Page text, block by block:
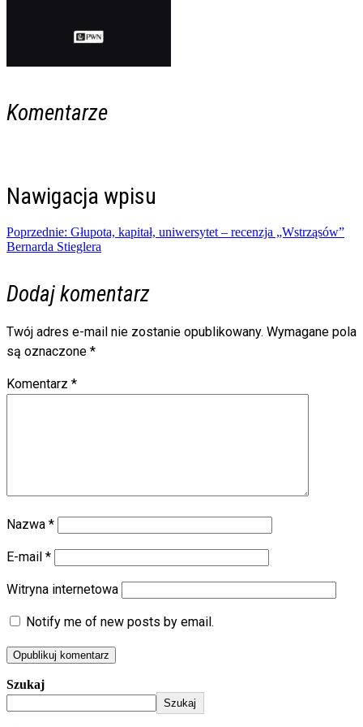
Komentarze
Nawigacja wpisu
Poprzednie: Głupota, kapitał, uniwersytet – recenzja „Wstrząsów”
Bernarda Stieglera
Dodaj komentarz
Twój adres e-mail nie zostanie opublikowany. Wymagane pola
są oznaczone *
Komentarz *
Nazwa *
E-mail *
Witryna internetowa
Notify me of new posts by email.
Szukaj
Szukaj